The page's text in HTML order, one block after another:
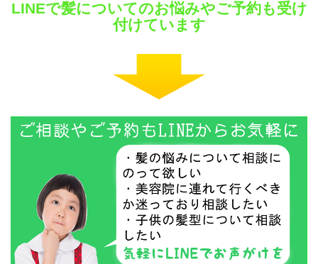
LINEで髪についてのお悩みやご予約も受け
付けています